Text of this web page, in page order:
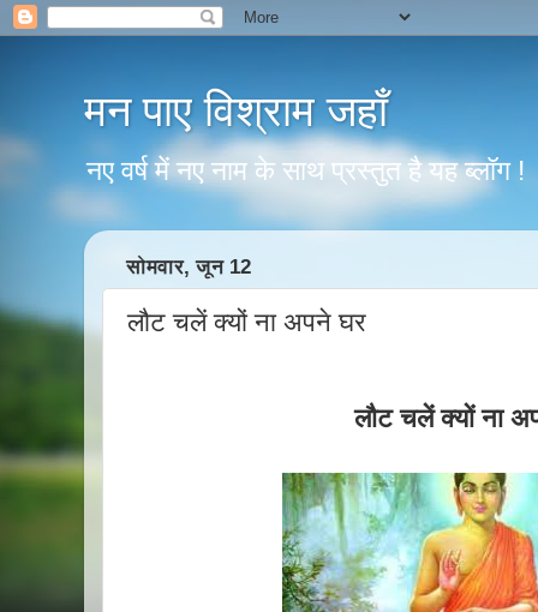
मन पाए विश्राम जहाँ
नए वर्ष में नए नाम के साथ प्रस्तुत है यह ब्लॉग !
सोमवार, जून 12
लौट चलें क्यों ना अपने घर
लौट चलें क्यों ना